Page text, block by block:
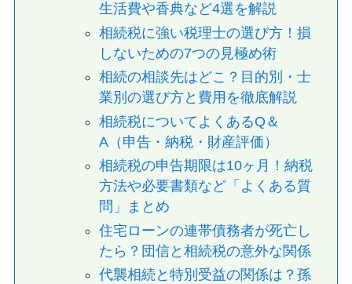
生活費や香典など4選を解説
相続税に強い税理士の選び方！損
しないための7つの見極め術
相続の相談先はどこ？目的別・士
業別の選び方と費用を徹底解説
相続税についてよくあるQ＆
A（申告・納税・財産評価）
相続税の申告期限は10ヶ月！納税
方法や必要書類など「よくある質
問」まとめ
住宅ローンの連帯債務者が死亡し
たら？団信と相続税の意外な関係
代襲相続と特別受益の関係は？孫